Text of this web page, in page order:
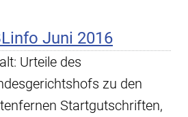
Juni 2016
Urteile des
zu den
Startgutschriften,